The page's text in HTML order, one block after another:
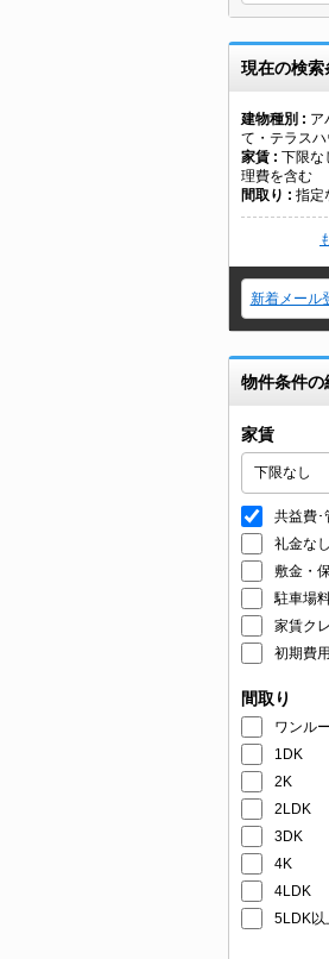
現在の検索
建物種別
ア
て・テラスハ
家賃
下限な
理費を含む
間取り
指定
新着メール
物件条件の
家賃
共益費･
礼金なし
敷金・
駐車場
家賃ク
初期費
間取り
ワンル
1DK
2K
2LDK
3DK
4K
4LDK
5LDK以